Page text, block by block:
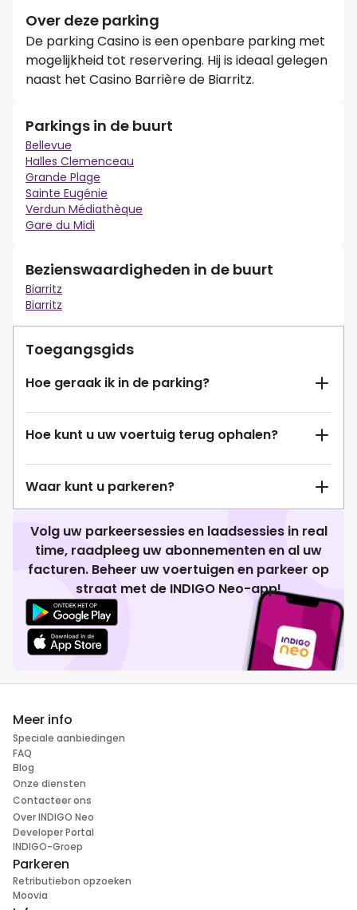
Over deze parking
De parking Casino is een openbare parking met
mogelijkheid tot reservering. Hij is ideaal gelegen
naast het Casino Barrière de Biarritz.
Parkings in de buurt
Bellevue
Halles Clemenceau
Grande Plage
Sainte Eugénie
Verdun Médiathèque
Gare du Midi
Bezienswaardigheden in de buurt
Biarritz
Biarritz
Toegangsgids
Hoe geraak ik in de parking?
Hoe kunt u uw voertuig terug ophalen?
Waar kunt u parkeren?
Volg uw parkeersessies en laadsessies in real
time, raadpleeg uw abonnementen en al uw
facturen. Beheer uw voertuigen en parkeer op
straat met de INDIGO Neo-app!
Meer info
Speciale aanbiedingen
FAQ
Blog
Onze diensten
Contacteer ons
Over INDIGO Neo
Developer Portal
INDIGO-Groep
Parkeren
Retributiebon opzoeken
Moovia